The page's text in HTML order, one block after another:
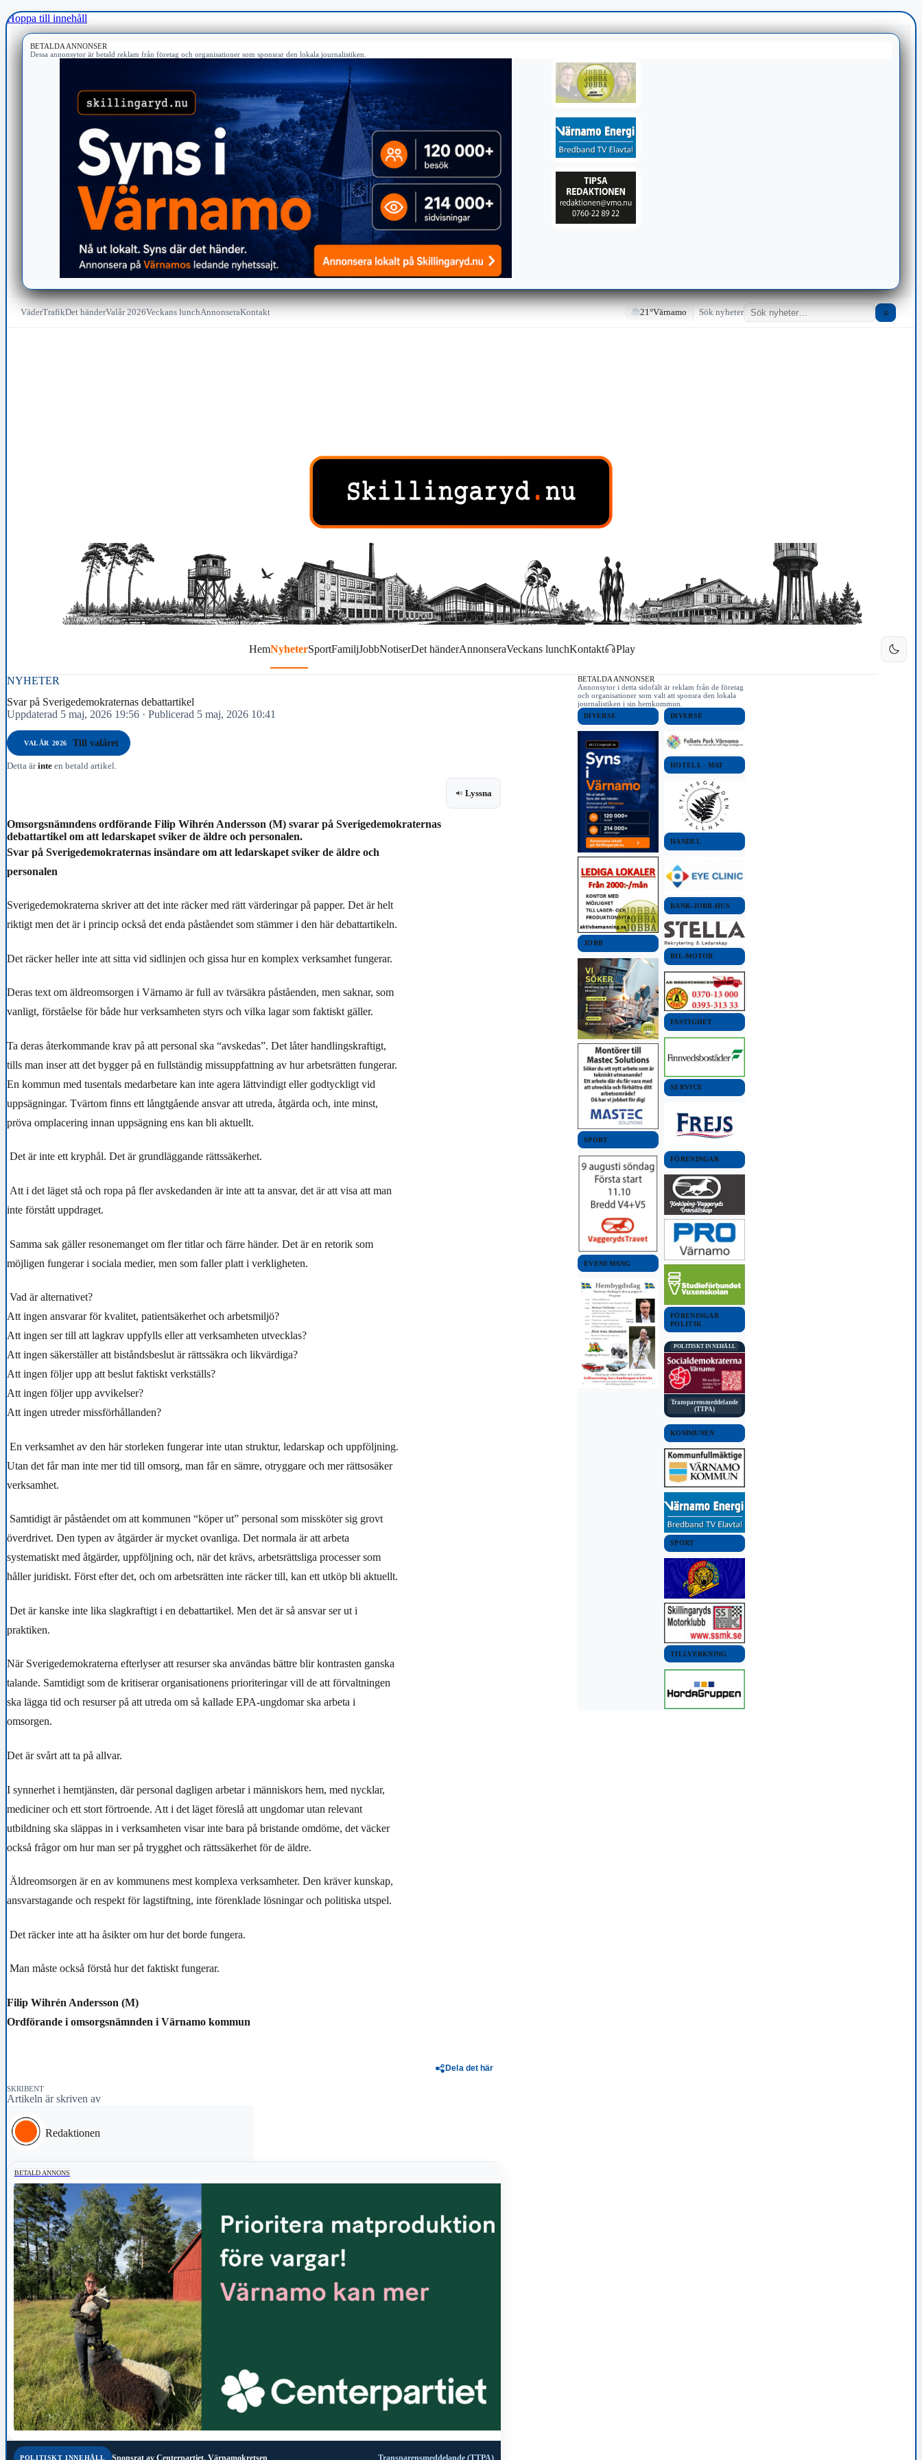
Hoppa till innehåll
BETALDA ANNONSER
Dessa annonsytor är betald reklam från företag och organisationer som sponsrar den lokala journalistiken.
VäderTrafikDet händerValår 2026Veckans lunchAnnonseraKontakt 21°Värnamo Sök nyheter ⌕
HemNyheterSportFamiljJobbNotiserDet händerAnnonseraVeckans lunchKontakt Play
NYHETER
Svar på Sverigedemokraternas debattartikel
Uppdaterad 5 maj, 2026 19:56 · Publicerad 5 maj, 2026 10:41
VALÅR 2026 Till valåret
Detta ärinte en betald artikel.
Lyssna
Omsorgsnämndens ordförande Filip Wihrén Andersson (M) svarar på Sverigedemokraternas
debattartikel om att ledarskapet sviker de äldre och personalen.
Svar på Sverigedemokraternas insändare om att ledarskapet sviker de äldre och
personalen
Sverigedemokraterna skriver att det inte räcker med rätt värderingar på papper. Det är helt
riktigt men det är i princip också det enda påståendet som stämmer i den här debattartikeln.
Det räcker heller inte att sitta vid sidlinjen och gissa hur en komplex verksamhet fungerar.
Deras text om äldreomsorgen i Värnamo är full av tvärsäkra påståenden, men saknar, som
vanligt, förståelse för både hur verksamheten styrs och vilka lagar som faktiskt gäller.
Ta deras återkommande krav på att personal ska “avskedas”. Det låter handlingskraftigt,
tills man inser att det bygger på en fullständig missuppfattning av hur arbetsrätten fungerar.
En kommun med tusentals medarbetare kan inte agera lättvindigt eller godtyckligt vid
uppsägningar. Tvärtom finns ett långtgående ansvar att utreda, åtgärda och, inte minst,
pröva omplacering innan uppsägning ens kan bli aktuellt.
Det är inte ett kryphål. Det är grundläggande rättssäkerhet.
Att i det läget stå och ropa på fler avskedanden är inte att ta ansvar, det är att visa att man
inte förstått uppdraget.
Samma sak gäller resonemanget om fler titlar och färre händer. Det är en retorik som
möjligen fungerar i sociala medier, men som faller platt i verkligheten.
Vad är alternativet?
Att ingen ansvarar för kvalitet, patientsäkerhet och arbetsmiljö?
Att ingen ser till att lagkrav uppfylls eller att verksamheten utvecklas?
Att ingen säkerställer att biståndsbeslut är rättssäkra och likvärdiga?
Att ingen följer upp att beslut faktiskt verkställs?
Att ingen följer upp avvikelser?
Att ingen utreder missförhållanden?
En verksamhet av den här storleken fungerar inte utan struktur, ledarskap och uppföljning.
Utan det får man inte mer tid till omsorg, man får en sämre, otryggare och mer rättsosäker
verksamhet.
Samtidigt är påståendet om att kommunen “köper ut” personal som missköter sig grovt
överdrivet. Den typen av åtgärder är mycket ovanliga. Det normala är att arbeta
systematiskt med åtgärder, uppföljning och, när det krävs, arbetsrättsliga processer som
håller juridiskt. Först efter det, och om arbetsrätten inte räcker till, kan ett utköp bli aktuellt.
Det är kanske inte lika slagkraftigt i en debattartikel. Men det är så ansvar ser ut i
praktiken.
När Sverigedemokraterna efterlyser att resurser ska användas bättre blir kontrasten ganska
talande. Samtidigt som de kritiserar organisationens prioriteringar vill de att förvaltningen
ska lägga tid och resurser på att utreda om så kallade EPA-ungdomar ska arbeta i
omsorgen.
Det är svårt att ta på allvar.
I synnerhet i hemtjänsten, där personal dagligen arbetar i människors hem, med nycklar,
mediciner och ett stort förtroende. Att i det läget föreslå att ungdomar utan relevant
utbildning ska släppas in i verksamheten visar inte bara på bristande omdöme, det väcker
också frågor om hur man ser på trygghet och rättssäkerhet för de äldre.
Äldreomsorgen är en av kommunens mest komplexa verksamheter. Den kräver kunskap,
ansvarstagande och respekt för lagstiftning, inte förenklade lösningar och politiska utspel.
Det räcker inte att ha åsikter om hur det borde fungera.
Man måste också förstå hur det faktiskt fungerar.
Filip Wihrén Andersson (M)
Ordförande i omsorgsnämnden i Värnamo kommun
Dela det här
SKRIBENT
Artikeln är skriven av
Redaktionen
BETALD ANNONS
POLITISKT INNEHÅLL Sponsrat av Centerpartiet, Värnamokretsen Transparensmeddelande (TTPA)
BETALDA ANNONSER
Annonsytor i detta sidofält är reklam från de företag
och organisationer som valt att sponsra den lokala
journalistiken i sin hemkommun.
DIVERSE
JOBB
SPORT
EVENEMANG
DIVERSE
HOTELL - MAT
HANDEL
BANK-JOBB-HUS
BIL-MOTOR
FASTIGHET
SERVICE
FÖRENINGAR
FÖRENINGAR
POLITIK
POLITISKT INNEHÅLL
Transparensmeddelande
(TTPA)
KOMMUNEN
SPORT
TILLVERKNING